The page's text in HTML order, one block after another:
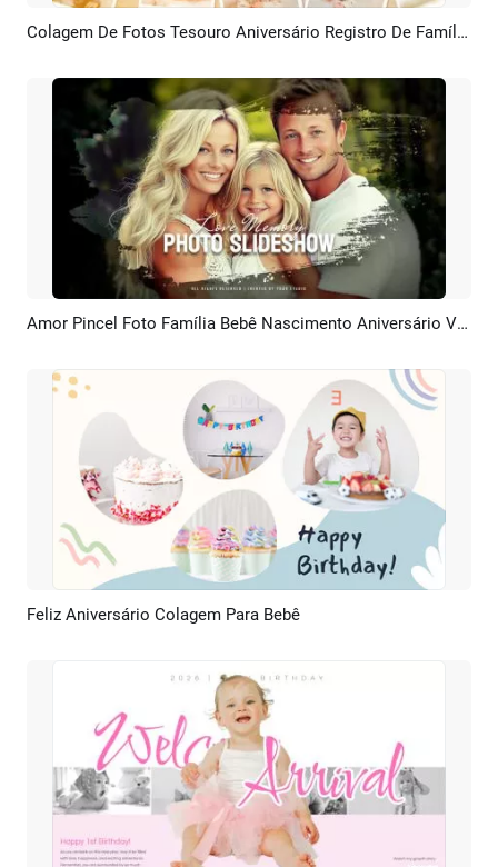
Pré-visualizar Criar IA Colagem De Fotos Tesouro Aniversário Registro De Família álbum De Batismo Do Bebê Apresentação De Slides
Pré-visualizar Criar IA Amor Pincel Foto Família Bebê Nascimento Aniversário Viagem Casamento Memórias Colagem Apresentação De Slides
Pré-visualizar Criar IA
Feliz Aniversário Colagem Para Bebê